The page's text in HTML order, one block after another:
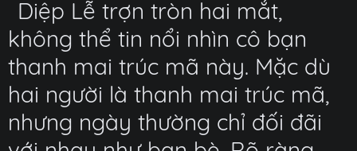
Diệp Lễ trợn tròn hai mắt,
không thể tin nổi nhìn cô bạn
thanh mai trúc mã này. Mặc dù
hai người là thanh mai trúc mã,
nhưng ngày thường chỉ đối đãi